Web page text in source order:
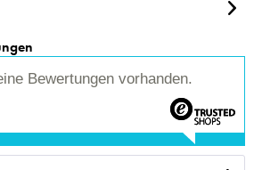
Bewertungen vorhanden.